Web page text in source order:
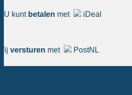
U kuntbetalen met iDeal
versturen met PostNL